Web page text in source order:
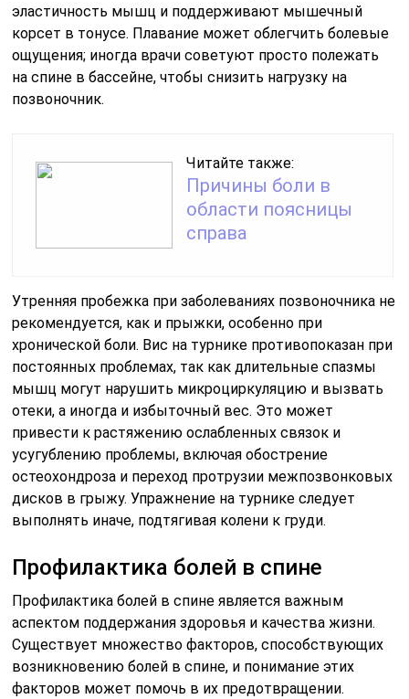
эластичность мышц и поддерживают мышечный
корсет в тонусе. Плавание может облегчить болевые
ощущения; иногда врачи советуют просто полежать
на спине в бассейне, чтобы снизить нагрузку на
позвоночник.
Читайте также:
Причины боли в
области поясницы
справа
Утренняя пробежка при заболеваниях позвоночника не
рекомендуется, как и прыжки, особенно при
хронической боли. Вис на турнике противопоказан при
постоянных проблемах, так как длительные спазмы
мышц могут нарушить микроциркуляцию и вызвать
отеки, а иногда и избыточный вес. Это может
привести к растяжению ослабленных связок и
усугублению проблемы, включая обострение
остеохондроза и переход протрузии межпозвонковых
дисков в грыжу. Упражнение на турнике следует
выполнять иначе, подтягивая колени к груди.
Профилактика болей в спине
Профилактика болей в спине является важным
аспектом поддержания здоровья и качества жизни.
Существует множество факторов, способствующих
возникновению болей в спине, и понимание этих
факторов может помочь в их предотвращении.